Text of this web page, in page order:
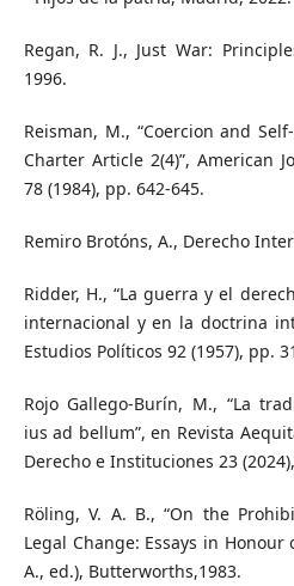
Regan, R. J., Just War:
1996.
Reisman, M., “Coercion and
Charter Article 2(4)”, American
78 (1984), pp. 642-645.
Remiro Brotóns, A., Derecho
Ridder, H., “La guerra y el
internacional y en la doctrina
Estudios Políticos 92 (1957), pp.
Rojo Gallego-Burín, M., “La
ius ad bellum”, en Revista
Derecho e Instituciones 23
Röling, V. A. B., “On the
Legal Change: Essays in Honour
A., ed.), Butterworths,1983.